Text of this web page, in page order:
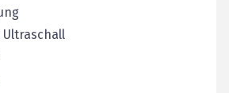
Ultraschall